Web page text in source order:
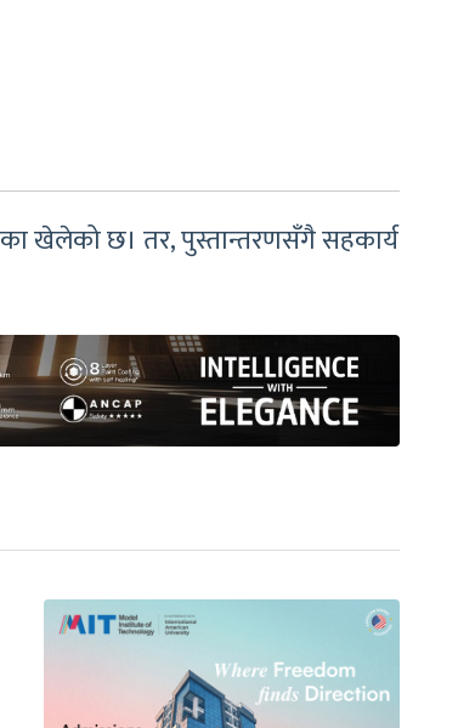
खेलेको छ। तर, पुस्तान्तरणसँगै सहकार्य